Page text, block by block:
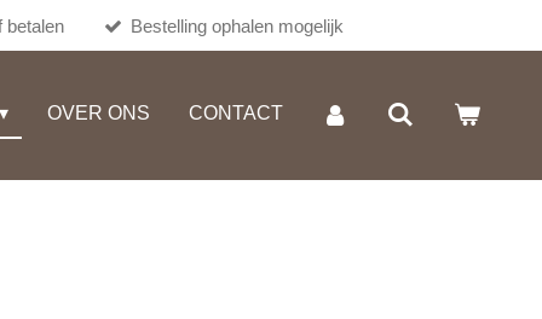
betalen Bestelling ophalen mogelijk
OVER ONS CONTACT